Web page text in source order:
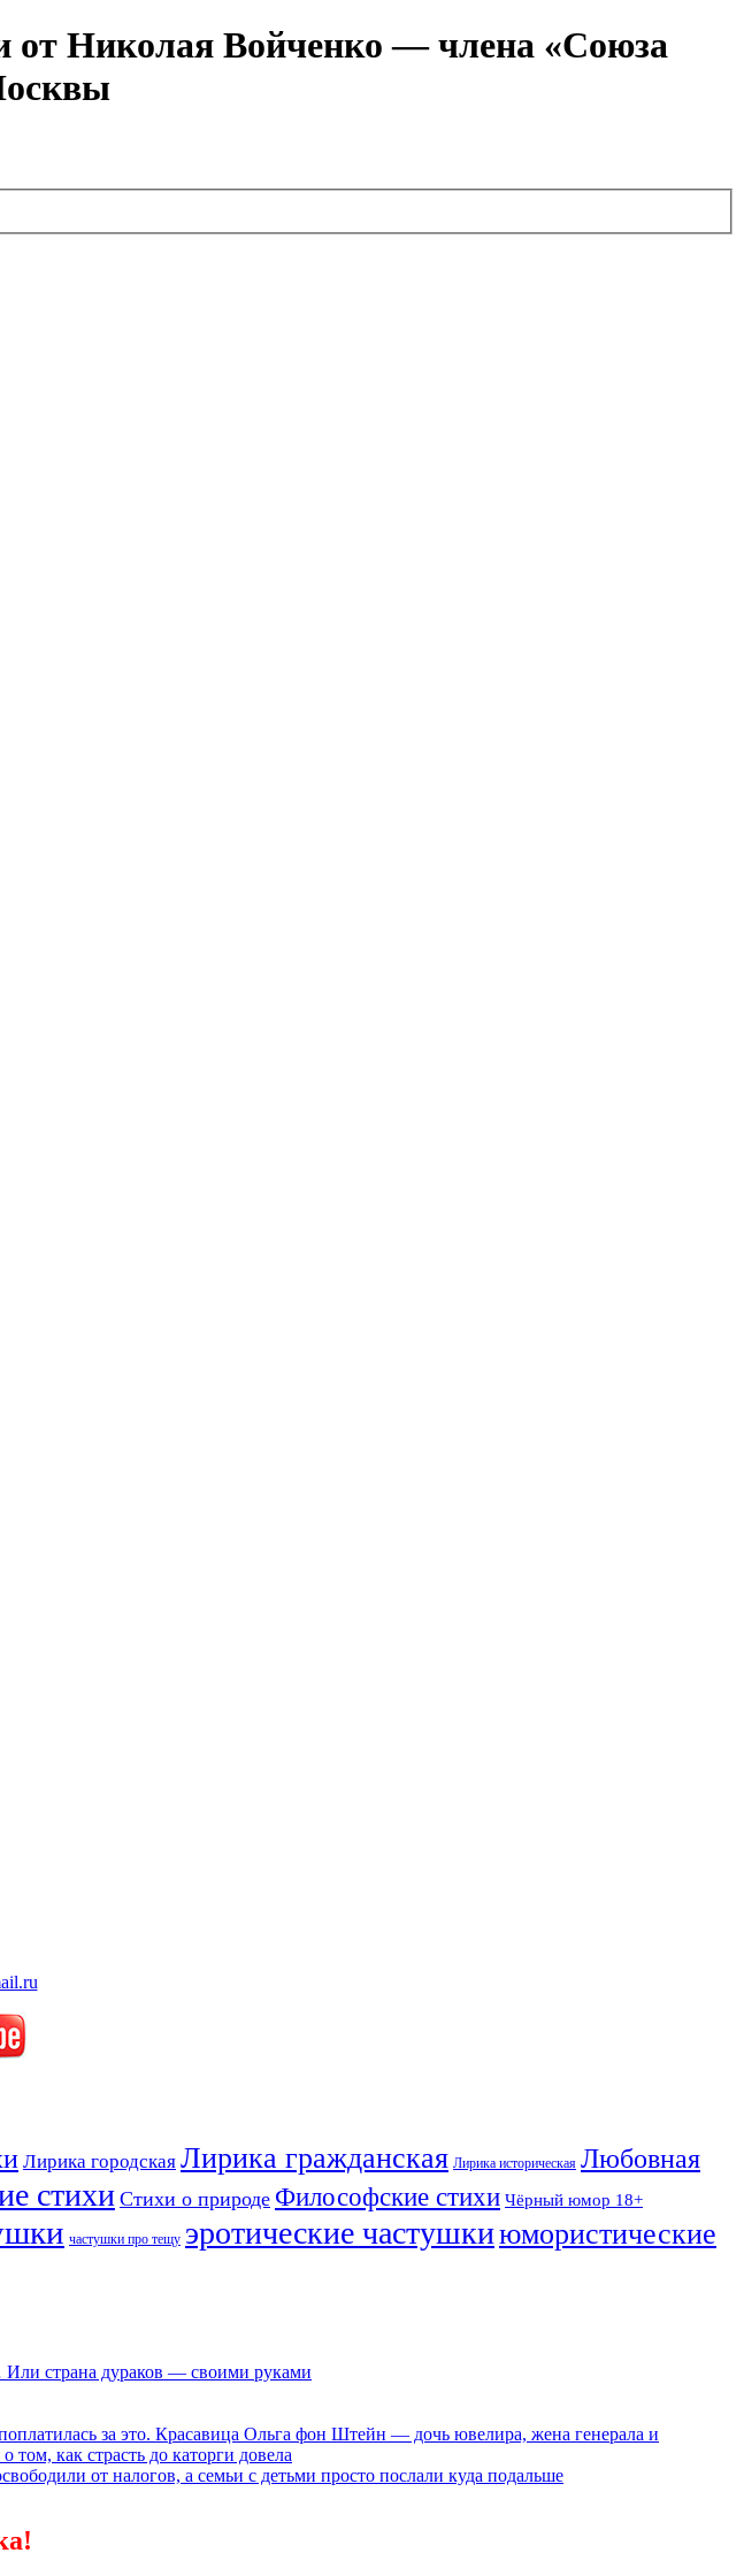
от Николая Войченко — члена «Союза
Лирика городская Лирика гражданская Лирика историческая Любовная
стихиСтихи о природе Философские стихи Чёрный юмор 18+
частушки про тещу эротические частушкиюмористические
страна дураков — своими руками
за это. Красавица Ольга фон Штейн — дочь ювелира, жена генерала и
как страсть до каторги довела
от налогов, а семьи с детьми просто послали куда подальше